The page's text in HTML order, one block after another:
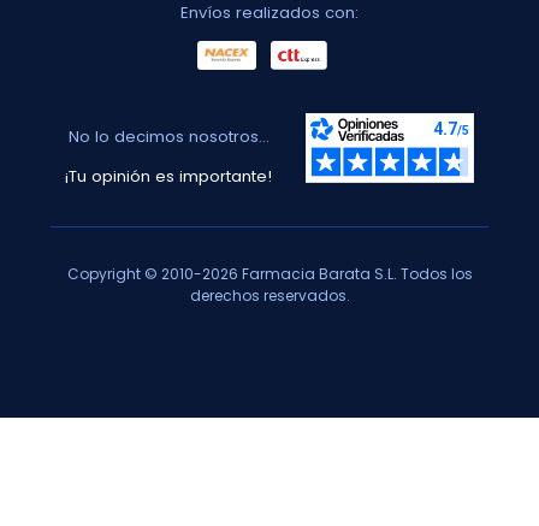
Envíos realizados con:
No lo decimos nosotros...
¡Tu opinión es importante!
Copyright © 2010-2026 Farmacia Barata S.L. Todos los
derechos reservados.